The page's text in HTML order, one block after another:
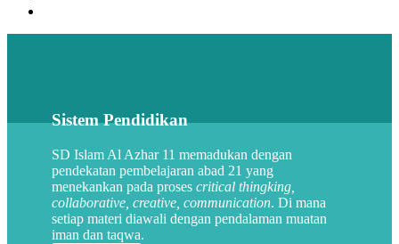
Sistem Pendidikan
SD Islam Al Azhar 11 memadukan dengan
pendekatan pembelajaran abad 21 yang
menekankan pada proses critical thingking,
collaborative, creative, communication. Di mana
setiap materi diawali dengan pendalaman muatan
iman dan taqwa.